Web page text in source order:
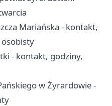
Mariańska - kontakt,
- kontakt, godziny,
w Żyrardowie -